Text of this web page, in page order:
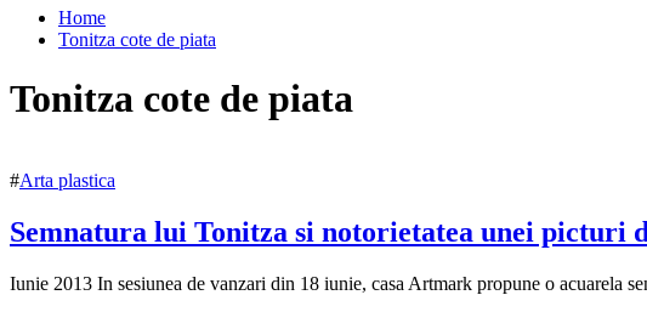
Home
Tonitza cote de piata
Tonitza cote de piata
#Arta plastica
Semnatura lui Tonitza si notorietatea unei picturi
11
0
Iunie 2013 In sesiunea de vanzari din 18 iunie, casa Artmark propune o